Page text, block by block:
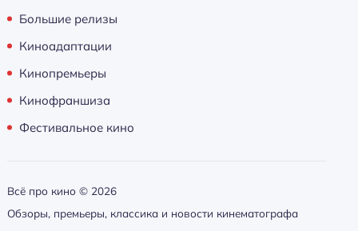
Большие релизы
Киноадаптации
Кинопремьеры
Кинофраншиза
Фестивальное кино
Всё про кино © 2026
Обзоры, премьеры, классика и новости кинематографа